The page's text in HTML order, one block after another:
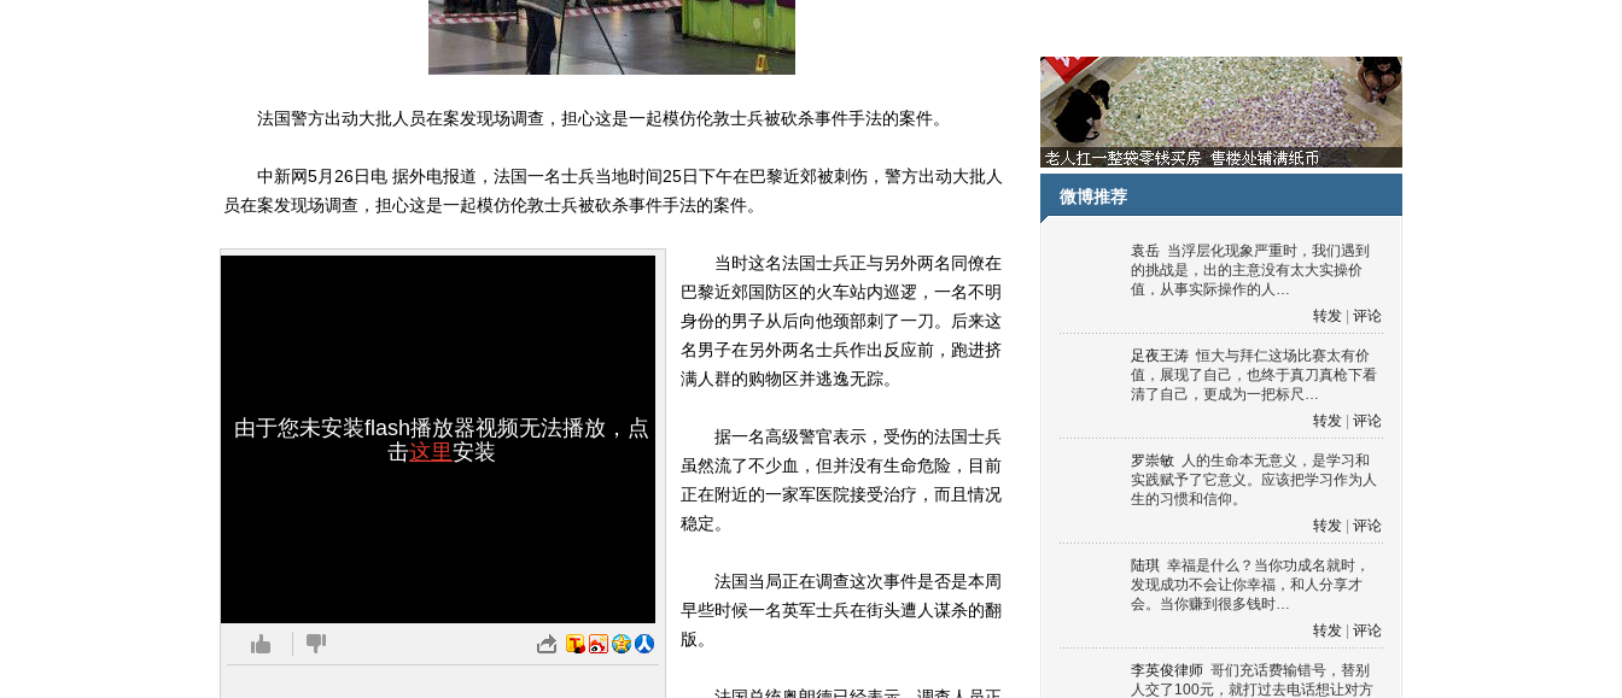
法国警方出动大批人员在案发现场调查，担心这是一起模仿伦敦士兵被砍杀事件手法的案件。
中新网5月26日电 据外电报道，法国一名士兵当地时间25日下午在巴黎近郊被刺伤，警方出动大批人
员在案发现场调查，担心这是一起模仿伦敦士兵被砍杀事件手法的案件。
由于您未安装flash播放器视频无法播放，点
击这里安装
当时这名法国士兵正与另外两名同僚在
巴黎近郊国防区的火车站内巡逻，一名不明
身份的男子从后向他颈部刺了一刀。后来这
名男子在另外两名士兵作出反应前，跑进挤
满人群的购物区并逃逸无踪。
据一名高级警官表示，受伤的法国士兵
虽然流了不少血，但并没有生命危险，目前
正在附近的一家军医院接受治疗，而且情况
稳定。
法国当局正在调查这次事件是否是本周
早些时候一名英军士兵在街头遭人谋杀的翻
版。
微博推荐
袁岳 当浮层化现象严重时，我们遇到
的挑战是，出的主意没有太大实操价
值，从事实际操作的人…
转发
评论
足夜王涛 恒大与拜仁这场比赛太有价
值，展现了自己，也终于真刀真枪下看
清了自己，更成为一把标尺…
转发
评论
罗崇敏 人的生命本无意义，是学习和
实践赋予了它意义。应该把学习作为人
生的习惯和信仰。
转发
评论
陆琪 幸福是什么？当你功成名就时，
发现成功不会让你幸福，和人分享才
会。当你赚到很多钱时…
转发
评论
李英俊律师 哥们充话费输错号，替别
人交了100元，就打过去电话想让对方